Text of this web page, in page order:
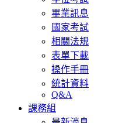
畢業訊息
國家考試
相關法規
表單下載
操作手冊
統計資料
Q&A
課務組